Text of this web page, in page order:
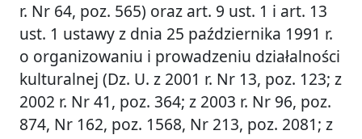
r. Nr 64, poz. 565) oraz art. 9 ust. 1 i art. 13
ust. 1 ustawy z dnia 25 października 1991 r.
o organizowaniu i prowadzeniu działalności
kulturalnej (Dz. U. z 2001 r. Nr 13, poz. 123; z
2002 r. Nr 41, poz. 364; z 2003 r. Nr 96, poz.
874, Nr 162, poz. 1568, Nr 213, poz. 2081; z